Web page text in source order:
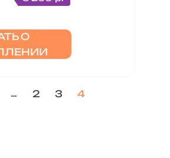
О
2 3 4